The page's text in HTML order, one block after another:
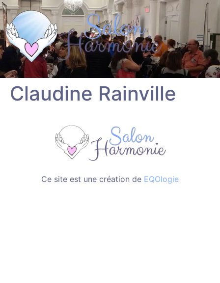
Claudine Rainville
Ce site est une création de EQOlogie